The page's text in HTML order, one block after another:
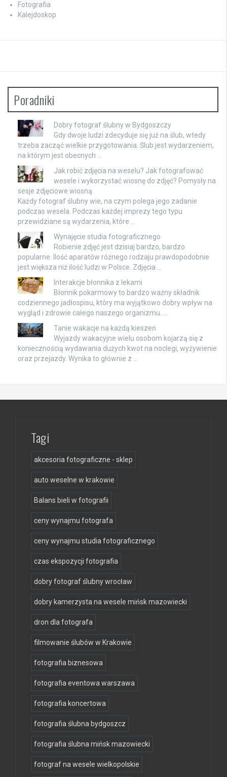
Fotografia
Kalejdoskop
Poradniki
Dobry fotograf ślubny w Bydgoszczy
Gdy dwoje ludzi zdecyduje się już na ślub, wtedy
trzeba zacząć wielkie przygotowania. Ślub jest wydarzeniem,
na którym jest obecnych …
Jak robić zdjęcia na weselu? Jak fotografować
wesele i wykorzystać wiosnę do zdjęć? Pomysły na
sesje zdjęciowe wiosną
Każdy fotograf ślubny wie, na czym polega jego zadanie
podczas wesela. Podczas każdej imprezy tego typu
przewidziane są wydarzenia, które …
Wynajęcie studia fotograficznego
Robienie zdjęć jest dzisiaj bardzo, bardzo
popularne. Ilość aparatów różnego rodzaju prawdopodobnie
jest większa niż ilość ludzi w Polsce. Zdjęcia …
Interakcje błonnika z lekami
Błonnik pokarmowy to bardzo ważny składnik
codziennego jadłospisu, który ma wyjątkowo dobry wpływ na
wygląd i zdrowie całego naszego organizmu. …
Tanie wakacje na każdą kieszeń
Wyjazdy wakacyjne wielu osobom kojarzą się z
koniecznością wydawania dużych kwot na noclegi, wyżywienie
oraz przejazdy. Wynika to głównie z …
Tagi
akcesoria fotograficzne - sklep
auto weselne w krakowie
Balans bieli w fotografii
ceny wynajmu fotografa
ceny wynajmu studia fotograficznego
czas ekspozycji fotografia
dobry fotograf ślubny wrocław
dobry kamerzysta na wesele mińsk mazowiecki
dron dla fotografa
filmowanie ślubów w Krakowie
fotografia biznesowa
fotografia eventowa warszawa
fotografia koncertowa
fotografia ślubna bydgoszcz
fotografia ślubna mińsk mazowiecki
fotograf na wesele wielkopolskie